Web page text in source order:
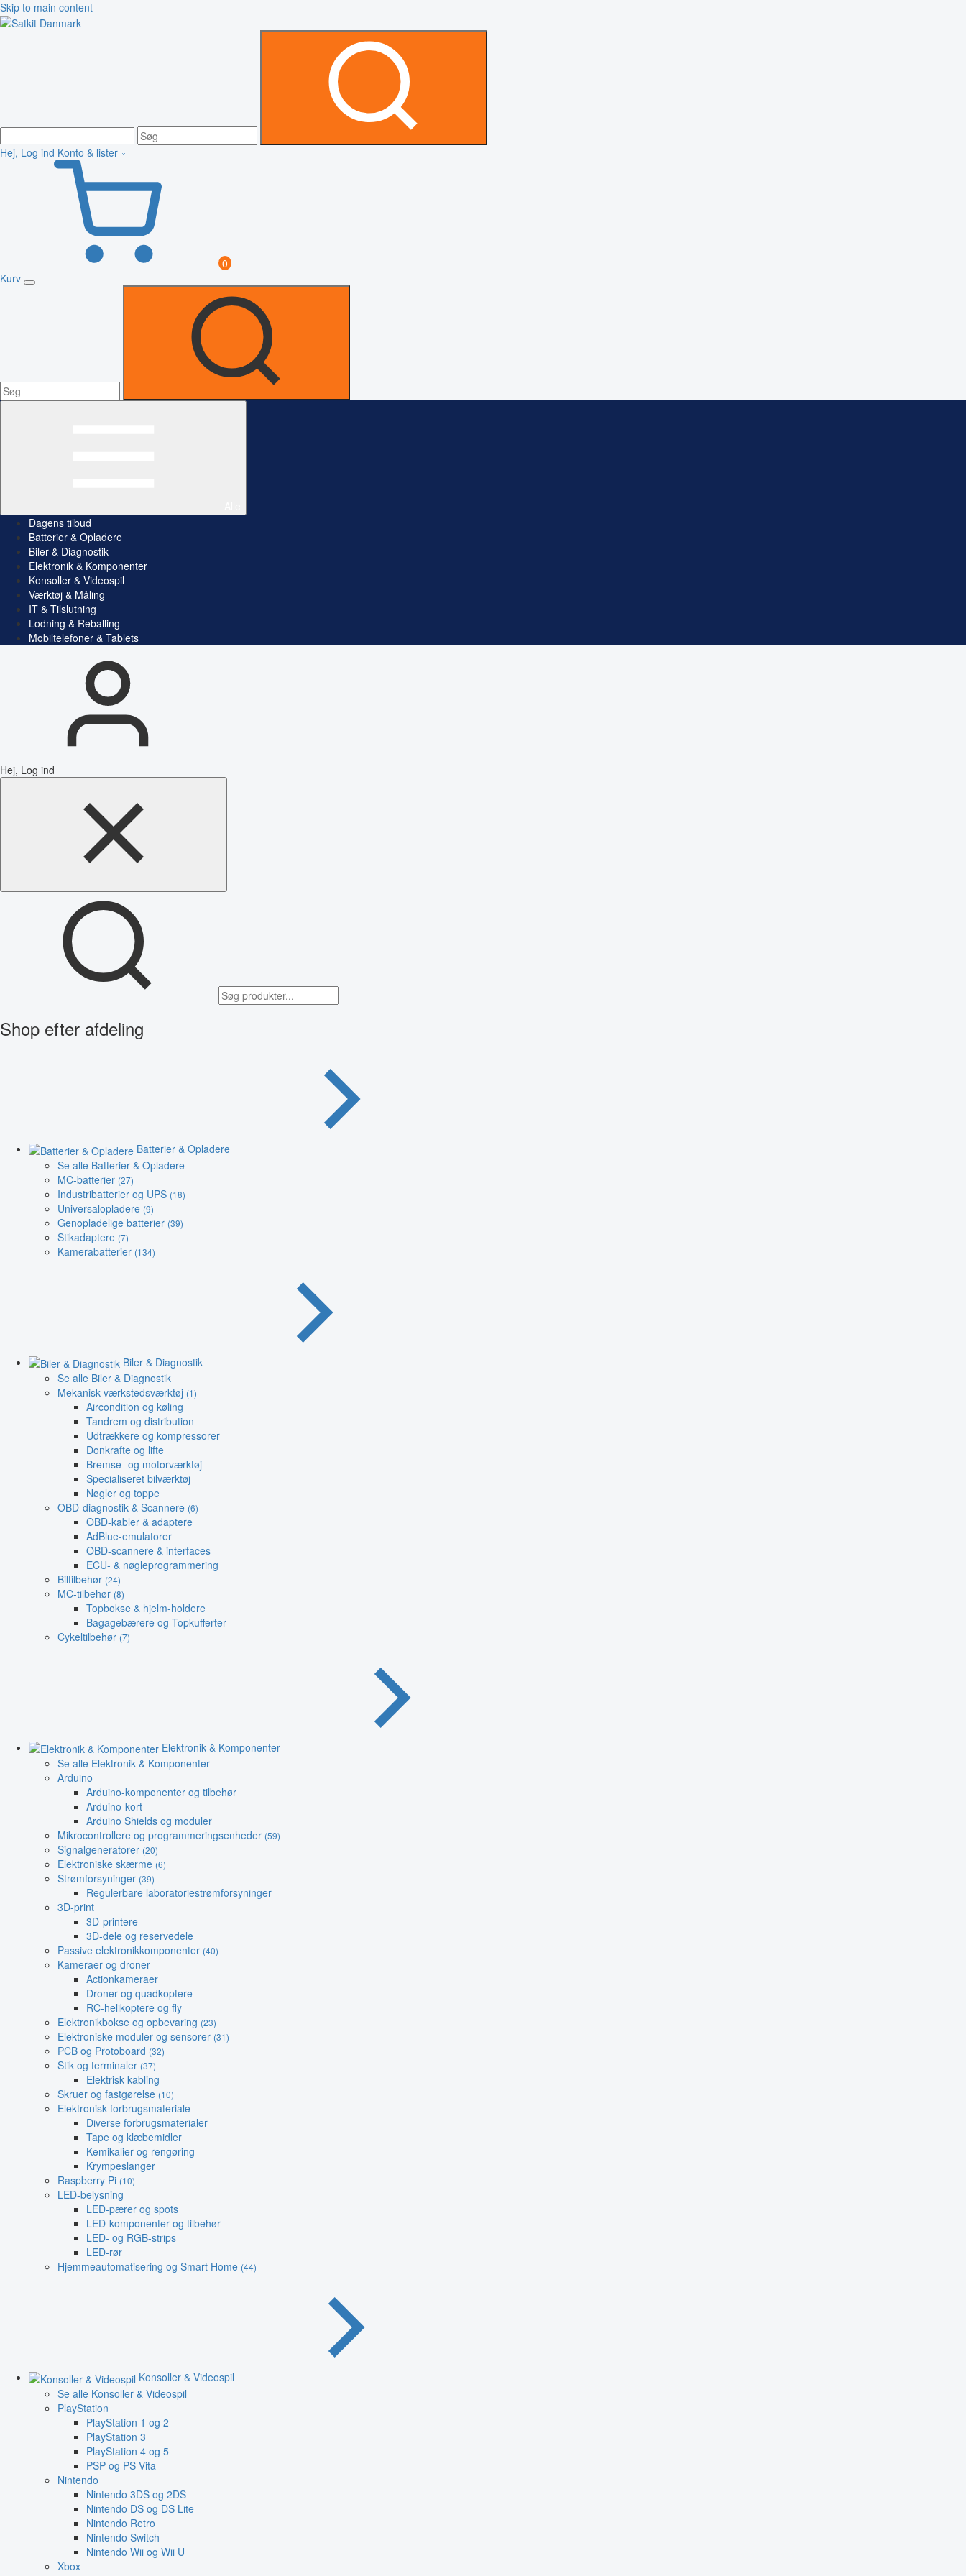
Skip to main content
Hej, Log ind Konto & lister
0
Kurv
Dagens tilbud
Batterier & Opladere
Biler & Diagnostik
Elektronik & Komponenter
Konsoller & Videospil
Værktøj & Måling
IT & Tilslutning
Lodning & Reballing
Mobiltelefoner & Tablets
Hej, Log ind
Shop efter afdeling
Batterier & Opladere
Se alle Batterier & Opladere
MC-batterier (27)
Industribatterier og UPS (18)
Universalopladere (9)
Genopladelige batterier (39)
Stikadaptere (7)
Kamerabatterier (134)
Biler & Diagnostik
Se alle Biler & Diagnostik
Mekanisk værkstedsværktøj (1)
Aircondition og køling
Tandrem og distribution
Udtrækkere og kompressorer
Donkrafte og lifte
Bremse- og motorværktøj
Specialiseret bilværktøj
Nøgler og toppe
OBD-diagnostik & Scannere (6)
OBD-kabler & adaptere
AdBlue-emulatorer
OBD-scannere & interfaces
ECU- & nøgleprogrammering
Biltilbehør (24)
MC-tilbehør (8)
Topbokse & hjelm-holdere
Bagagebærere og Topkufferter
Cykeltilbehør (7)
Elektronik & Komponenter
Se alle Elektronik & Komponenter
Arduino
Arduino-komponenter og tilbehør
Arduino-kort
Arduino Shields og moduler
Mikrocontrollere og programmeringsenheder (59)
Signalgeneratorer (20)
Elektroniske skærme (6)
Strømforsyninger (39)
Regulerbare laboratoriestrømforsyninger
3D-print
3D-printere
3D-dele og reservedele
Passive elektronikkomponenter (40)
Kameraer og droner
Actionkameraer
Droner og quadkoptere
RC-helikoptere og fly
Elektronikbokse og opbevaring (23)
Elektroniske moduler og sensorer (31)
PCB og Protoboard (32)
Stik og terminaler (37)
Elektrisk kabling
Skruer og fastgørelse (10)
Elektronisk forbrugsmateriale
Diverse forbrugsmaterialer
Tape og klæbemidler
Kemikalier og rengøring
Krympeslanger
Raspberry Pi (10)
LED-belysning
LED-pærer og spots
LED-komponenter og tilbehør
LED- og RGB-strips
LED-rør
Hjemmeautomatisering og Smart Home (44)
Konsoller & Videospil
Se alle Konsoller & Videospil
PlayStation
PlayStation 1 og 2
PlayStation 3
PlayStation 4 og 5
PSP og PS Vita
Nintendo
Nintendo 3DS og 2DS
Nintendo DS og DS Lite
Nintendo Retro
Nintendo Switch
Nintendo Wii og Wii U
Xbox